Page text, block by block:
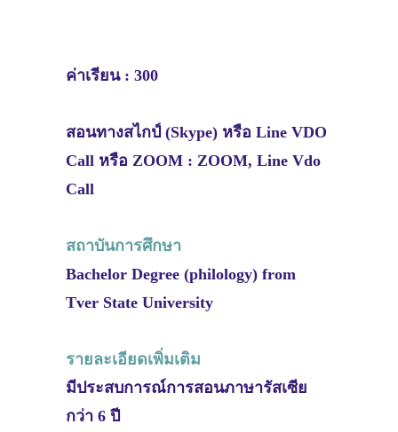
ค่าเรียน : 300
สอนทางสไกป์ (Skype) หรือ Line VDO
Call หรือ ZOOM : ZOOM, Line Vdo
Call
สถาบันการศึกษา
Bachelor Degree (philology) from
Tver State University
รายละเอียดเพิ่มเติม
มีประสบการณ์การสอนภาษารัสเซีย
กว่า 6 ปี